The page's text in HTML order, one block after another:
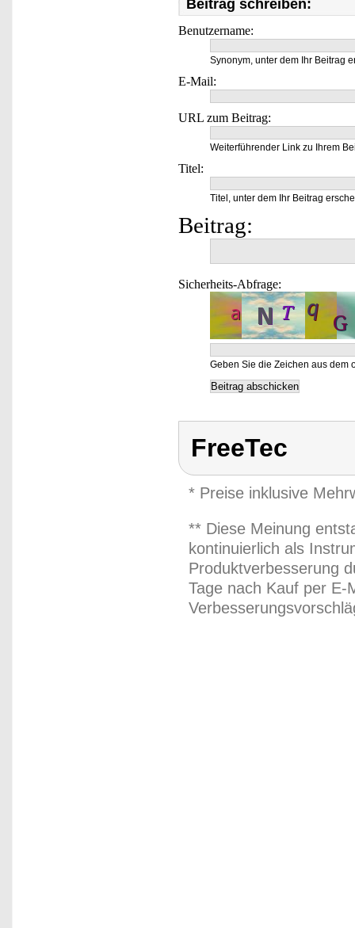
Beitrag schreiben:
Benutzername:
Synonym, unter dem Ihr Beitrag
E-Mail:
URL zum Beitrag:
Weiterführender Link zu Ihrem
Titel:
Titel, unter dem Ihr Beitrag
Beitrag:
Sicherheits-Abfrage:
Geben Sie die Zeichen aus dem
FreeTec
* Preise inklusive
** Diese Meinung
kontinuierlich als
Produktverbesserung
Tage nach Kauf per E-